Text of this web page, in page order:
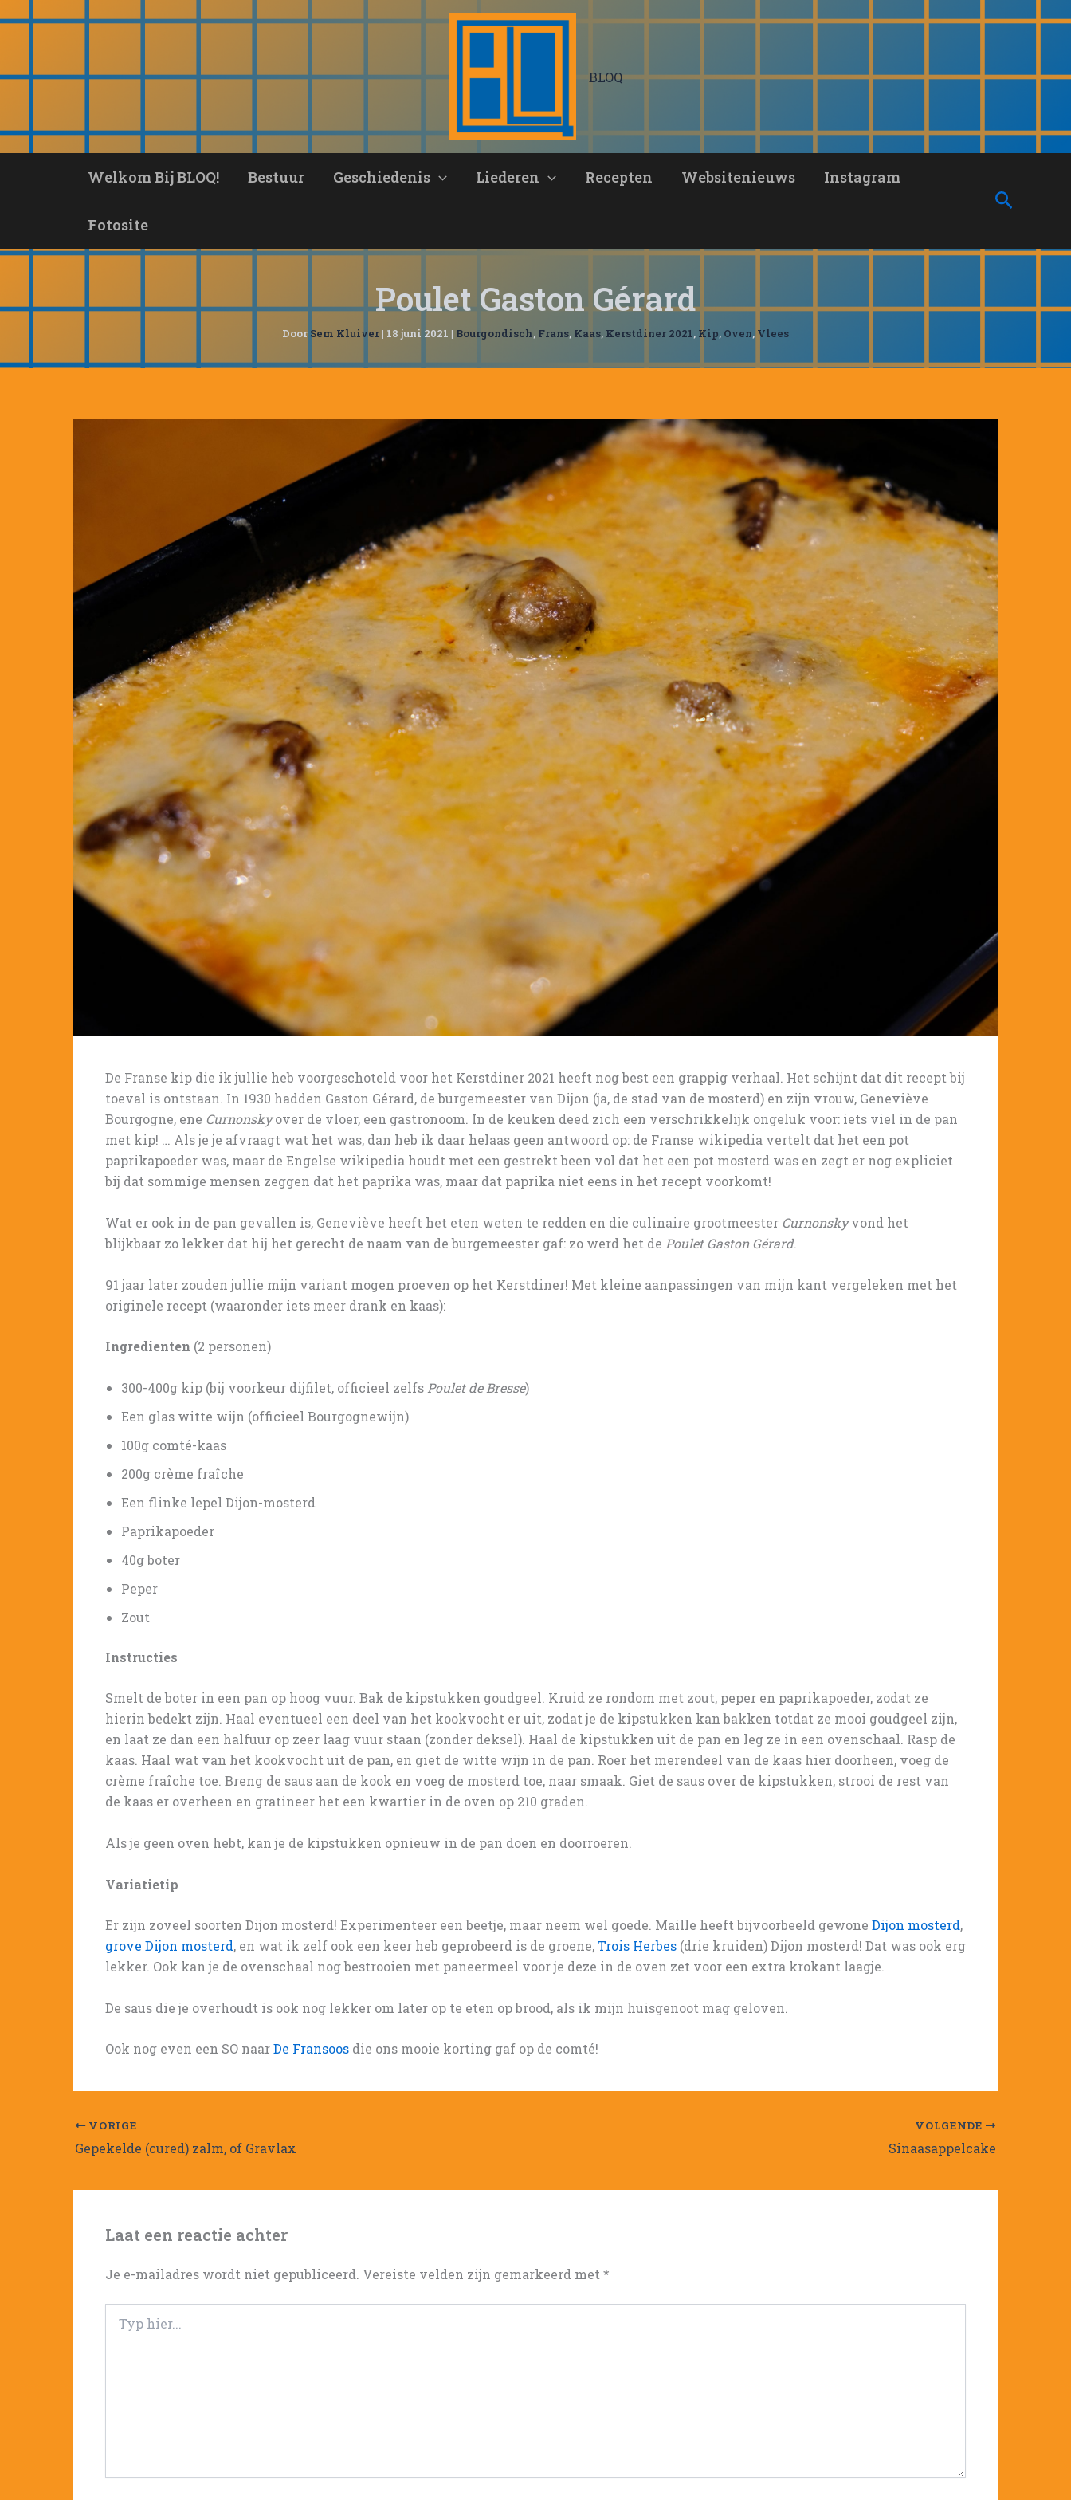
inhoud
BLOQ
Welkom Bij BLOQ! Bestuur Geschiedenis Liederen Recepten Websitenieuws Instagram
Fotosite
Zoeken
Poulet Gaston Gérard
DoorSem Kluiver| 18 juni 2021 | Bourgondisch, Frans, Kaas, Kerstdiner 2021 , Kip, Oven, Vlees
De Franse kip die ik jullie heb voorgeschoteld voor het Kerstdiner 2021 heeft nog best een grappig verhaal. Het schijnt dat dit recept bij
toeval is ontstaan. In 1930 hadden Gaston Gérard, de burgemeester van Dijon (ja, de stad van de mosterd) en zijn vrouw, Geneviève
Bourgogne, ene Curnonskyover de vloer, een gastronoom. In de keuken deed zich een verschrikkelijk ongeluk voor: iets viel in de pan
met kip! … Als je je afvraagt wat het was, dan heb ik daar helaas geen antwoord op: de Franse wikipedia vertelt dat het een pot
paprikapoeder was, maar de Engelse wikipedia houdt met een gestrekt been vol dat het een pot mosterd was en zegt er nog expliciet
bij dat sommige mensen zeggen dat het paprika was, maar dat paprika niet eens in het recept voorkomt!
Wat er ook in de pan gevallen is, Geneviève heeft het eten weten te redden en die culinaire grootmeester Curnonskyvond het
blijkbaar zo lekker dat hij het gerecht de naam van de burgemeester gaf: zo werd het de Poulet Gaston Gérard.
91 jaar later zouden jullie mijn variant mogen proeven op het Kerstdiner! Met kleine aanpassingen van mijn kant vergeleken met het
originele recept (waaronder iets meer drank en kaas):
Ingredienten (2 personen)
300-400g kip (bij voorkeur dijfilet, officieel zelfs Poulet de Bresse)
Een glas witte wijn (officieel Bourgognewijn)
100g comté-kaas
200g crème fraîche
Een flinke lepel Dijon-mosterd
Paprikapoeder
40g boter
Peper
Zout
Instructies
Smelt de boter in een pan op hoog vuur. Bak de kipstukken goudgeel. Kruid ze rondom met zout, peper en paprikapoeder, zodat ze
hierin bedekt zijn. Haal eventueel een deel van het kookvocht er uit, zodat je de kipstukken kan bakken totdat ze mooi goudgeel zijn,
en laat ze dan een halfuur op zeer laag vuur staan (zonder deksel). Haal de kipstukken uit de pan en leg ze in een ovenschaal. Rasp de
kaas. Haal wat van het kookvocht uit de pan, en giet de witte wijn in de pan. Roer het merendeel van de kaas hier doorheen, voeg de
crème fraîche toe. Breng de saus aan de kook en voeg de mosterd toe, naar smaak. Giet de saus over de kipstukken, strooi de rest van
de kaas er overheen en gratineer het een kwartier in de oven op 210 graden.
Als je geen oven hebt, kan je de kipstukken opnieuw in de pan doen en doorroeren.
Variatietip
Er zijn zoveel soorten Dijon mosterd! Experimenteer een beetje, maar neem wel goede. Maille heeft bijvoorbeeld gewone Dijon mosterd,
grove Dijon mosterd, en wat ik zelf ook een keer heb geprobeerd is de groene,Trois Herbes (drie kruiden) Dijon mosterd! Dat was ook erg
lekker. Ook kan je de ovenschaal nog bestrooien met paneermeel voor je deze in de oven zet voor een extra krokant laagje.
De saus die je overhoudt is ook nog lekker om later op te eten op brood, als ik mijn huisgenoot mag geloven.
Ook nog even een SO naarDe Fransoos die ons mooie korting gaf op de comté!
VORIGE
Gepekelde (cured) zalm, of Gravlax
VOLGENDE
Sinaasappelcake
Laat een reactie achter
Je e-mailadres wordt niet gepubliceerd. Vereiste velden zijn gemarkeerd met *
hier...